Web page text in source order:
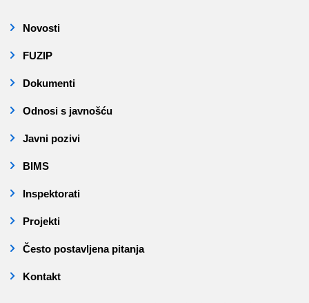
Novosti
FUZIP
Dokumenti
Odnosi s javnošću
Javni pozivi
BIMS
Inspektorati
Projekti
Često postavljena pitanja
Kontakt